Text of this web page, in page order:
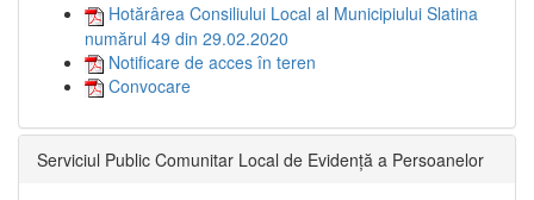
Hotărârea Consiliului Local al Municipiului Slatina
numărul 49 din 29.02.2020
Notificare de acces în teren
Convocare
Serviciul Public Comunitar Local de Evidență a Persoanelor